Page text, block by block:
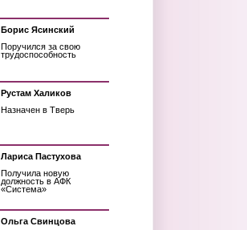
Борис Ясинский
Поручился за свою
трудоспособность
Рустам Халиков
Назначен в Тверь
Лариса Пастухова
Получила новую
должность в АФК
«Система»
Ольга Свинцова